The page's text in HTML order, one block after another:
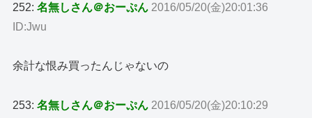
252:名無しさん＠おーぷん 2016/05/20(金)20:01:36
ID:Jwu
余計な恨み買ったんじゃないの
253:名無しさん＠おーぷん 2016/05/20(金)20:10:29